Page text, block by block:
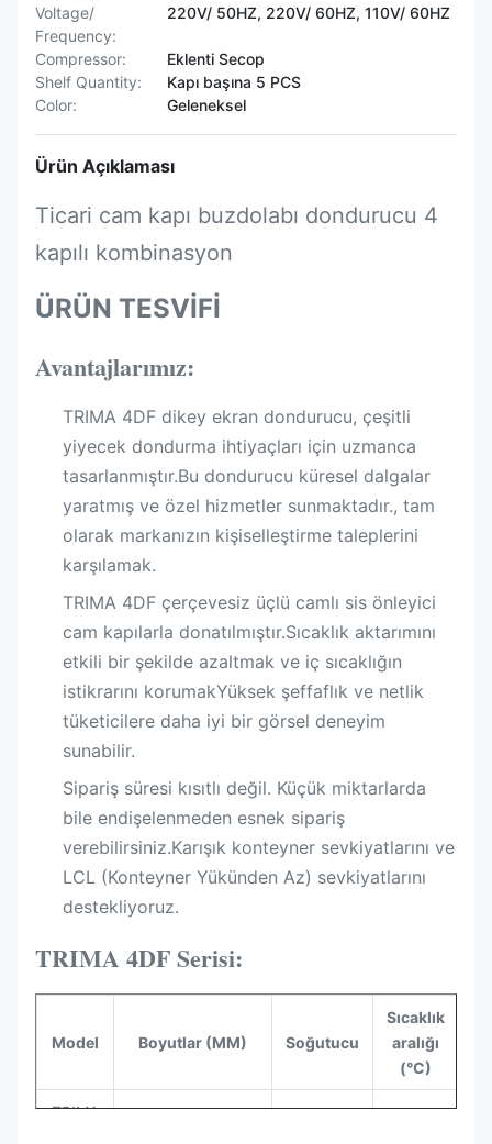
Voltage/
Frequency:
220V/ 50HZ, 220V/ 60HZ, 110V/ 60HZ
Compressor:
Eklenti Secop
Shelf Quantity:
Kapı başına 5 PCS
Color:
Geleneksel
Ürün Açıklaması
Ticari cam kapı buzdolabı dondurucu 4
kapılı kombinasyon
ÜRÜN TESVİFİ
Avantajlarımız:
TRIMA 4DF dikey ekran dondurucu, çeşitli
yiyecek dondurma ihtiyaçları için uzmanca
tasarlanmıştır.Bu dondurucu küresel dalgalar
yaratmış ve özel hizmetler sunmaktadır., tam
olarak markanızın kişiselleştirme taleplerini
karşılamak.
TRIMA 4DF çerçevesiz üçlü camlı sis önleyici
cam kapılarla donatılmıştır.Sıcaklık aktarımını
etkili bir şekilde azaltmak ve iç sıcaklığın
istikrarını korumakYüksek şeffaflık ve netlik
tüketicilere daha iyi bir görsel deneyim
sunabilir.
Sipariş süresi kısıtlı değil. Küçük miktarlarda
bile endişelenmeden esnek sipariş
verebilirsiniz.Karışık konteyner sevkiyatlarını ve
LCL (Konteyner Yükünden Az) sevkiyatlarını
destekliyoruz.
TRIMA 4DF Serisi:
Model Boyutlar (MM) Soğutucu
Sıcaklık
aralığı
(°C)
TRIMA